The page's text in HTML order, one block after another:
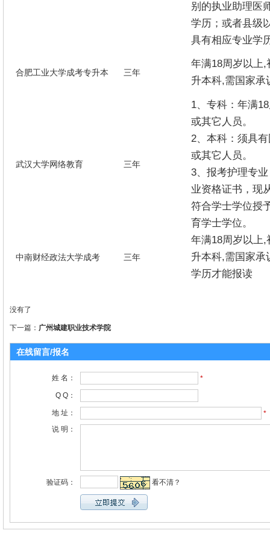
别的执业助理医
学历；或者县级
具有相应专业学
合肥工业大学成考专升本 三年
年满18周岁以上
升本科,需国家承
武汉大学网络教育 三年
1、专科：年满
或其它人员。
2、本科：须具
或其它人员。
3、报考护理专
业资格证书，现
符合学士学位授
育学士学位。
中南财经政法大学成考 三年
年满18周岁以上
升本科,需国家承
学历才能报读
没有了
下一篇： 广州城建职业技术学院
在线留言/报名
姓 名：
*
Q Q：
地 址：
*
说 明：
验证码： 看不清？